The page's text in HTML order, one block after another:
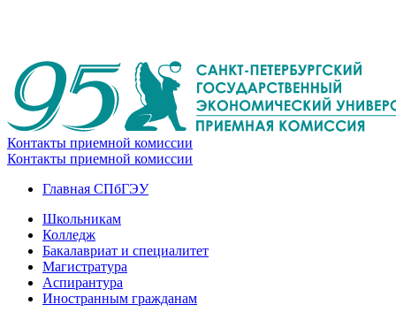
Контакты приемной комиссии
Контакты приемной комиссии
Главная СПбГЭУ
Школьникам
Колледж
Бакалавриат и специалитет
Магистратура
Аспирантура
Иностранным гражданам